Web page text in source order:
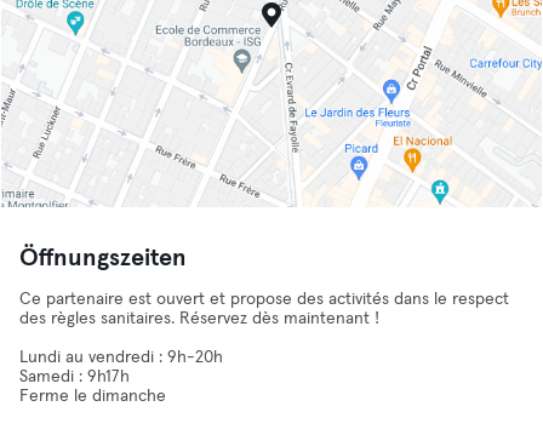
Öffnungszeiten
Ce partenaire est ouvert et propose des activités dans le respect
des règles sanitaires. Réservez dès maintenant !
Lundi au vendredi : 9h-20h
Samedi : 9h17h
Ferme le dimanche